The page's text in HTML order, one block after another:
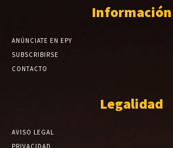
Información
ANÚNCIATE EN EPY
SUBSCRIBIRSE
CONTACTO
Legalidad
AVISO LEGAL